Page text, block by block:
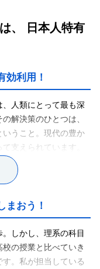
、 日本人特有
効利用！
人類にとって最も深
解決策のひとつは、
うこと。現代の豊か
支えられています。
ソリン）を燃やして
エネルギーを使って
れるエネルギーは
てられています。こ
エネルギーが無駄に
ーを有効利用しよう
まおう！
しかし、理系の科目
の授業と比べていき
。私が担当している